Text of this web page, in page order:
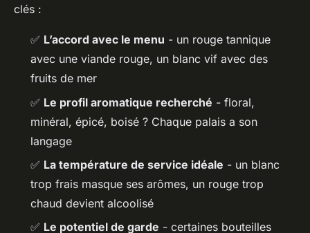
clés :
✅ L’accord avec le menu - un rouge tannique
avec une viande rouge, un blanc vif avec des
fruits de mer
✅ Le profil aromatique recherché - floral,
minéral, épicé, boisé ? Chaque palais a son
langage
✅ La température de service idéale - un blanc
trop frais masque ses arômes, un rouge trop
chaud devient alcoolisé
✅ Le potentiel de garde - certaines bouteilles